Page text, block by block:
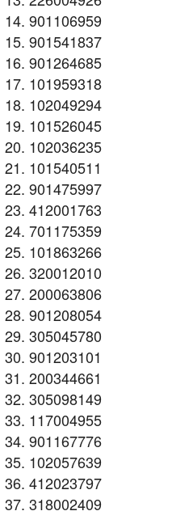
901106959
901541837
901264685
101959318
102049294
101526045
102036235
101540511
901475997
412001763
701175359
101863266
320012010
200063806
901208054
305045780
901203101
200344661
305098149
117004955
901167776
102057639
412023797
318002409